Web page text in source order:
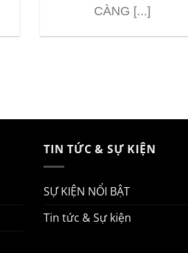
CÀNG [...]
TIN TỨC & SỰ KIỆN
SỰ KIỆN NỔI BẬT
Tin tức & Sự kiện